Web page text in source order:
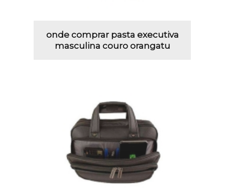
onde comprar pasta executiva
masculina couro orangatu